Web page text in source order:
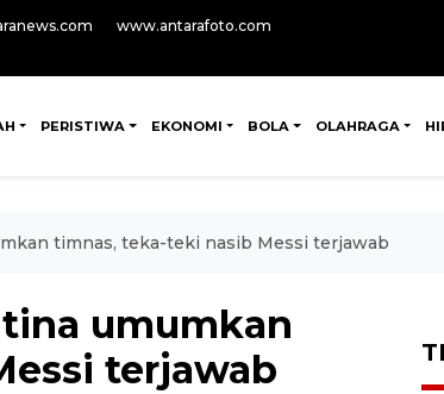
www.antarafoto.com
PERISTIWA EKONOMI BOLA OLAHRAGA
timnas, teka-teki nasib Messi terjawab
umumkan
terjawab